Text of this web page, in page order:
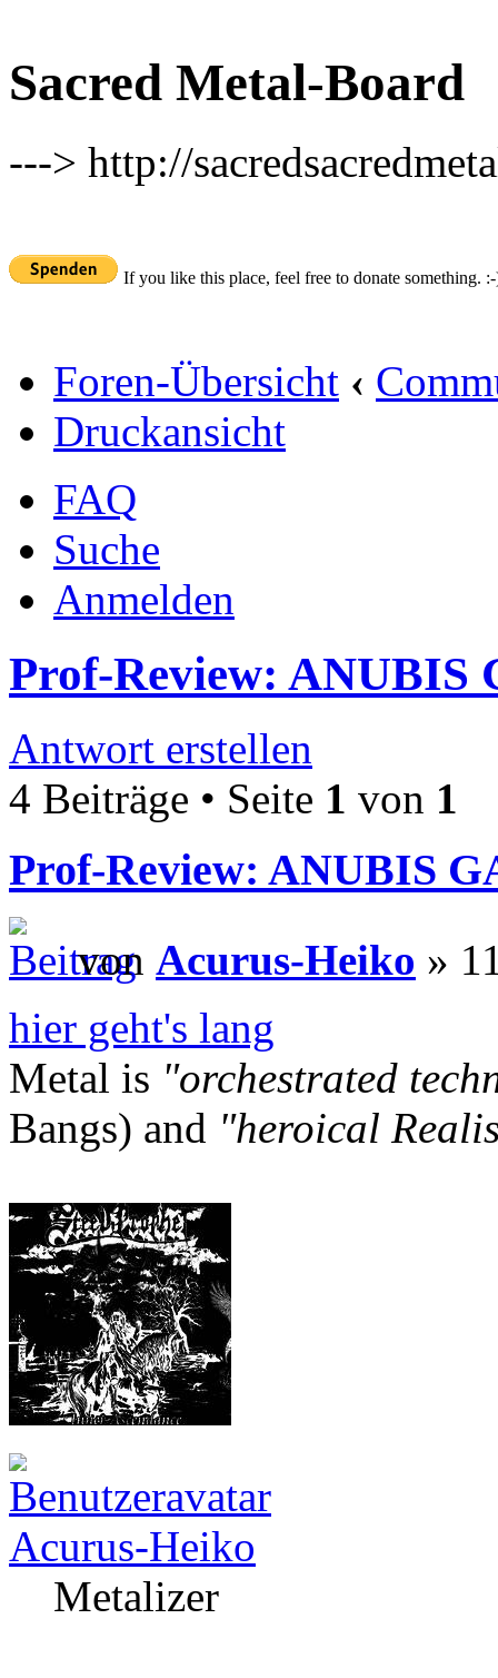
Sacred Metal-Board
---> http://
If you like this place, feel free to donate something.
Foren-Übersicht ‹
Druckansicht
FAQ
Suche
Anmelden
Prof-Review: ANUBIS
Antwort erstellen
4 Beiträge • Seite 1 von 1
Prof-Review: ANUBIS
von Acurus-Heiko »
hier geht's lang
Metal is "orchestrated
Bangs) and "heroical
Acurus-Heiko
Metalizer